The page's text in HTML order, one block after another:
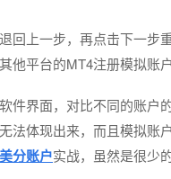
回上一步，再点击下一
他平台的MT4注册模拟账户
件界面，对比不同的账户
法体现出来，而且模拟
美分账户实战，虽然是很少